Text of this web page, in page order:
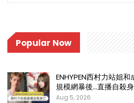
Popular Now
ENHYPEN西村力站姐
規模網暴後…直播自殺
Aug 5, 2026